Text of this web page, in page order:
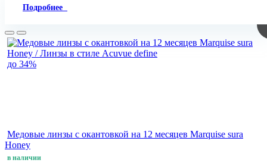
Подробнее
до 34%
Медовые линзы с окантовкой на 12 месяцев Marquise sura
Honey
в наличии